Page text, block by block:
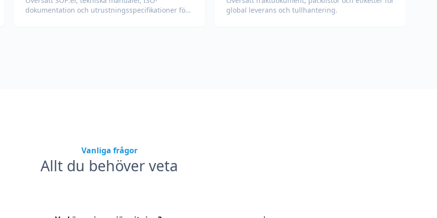
dokumentation och utrustningsspecifikationer för
global leverans och tullhantering.
Vanliga frågor
Allt du behöver veta